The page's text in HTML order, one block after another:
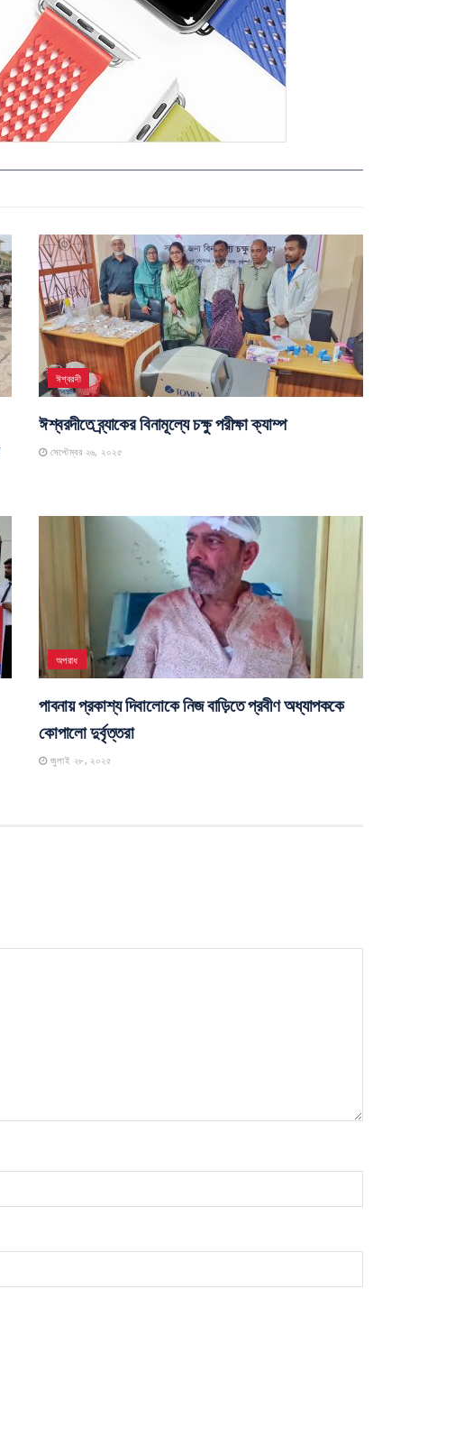
ঈশ্বরদী
ঈশ্বরদীতে ব্র্যাকের বিনামূল্যে চক্ষু পরীক্ষা ক্যাম্প
সেপ্টেম্বর ২৬, ২০২৫
অপরাধ
পাবনায় প্রকাশ্য দিবালোকে নিজ বাড়িতে প্রবীণ অধ্যাপককে
কোপালো দুর্বৃত্তরা
জুলাই ২৮, ২০২৫